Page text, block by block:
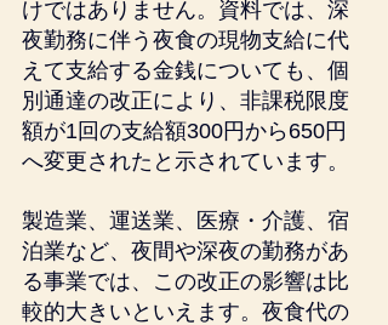
けではありません。資料では、深
夜勤務に伴う夜食の現物支給に代
えて支給する金銭についても、個
別通達の改正により、非課税限度
額が1回の支給額300円から650円
へ変更されたと示されています。
製造業、運送業、医療・介護、宿
泊業など、夜間や深夜の勤務があ
る事業では、この改正の影響は比
較的大きいといえます。夜食代の